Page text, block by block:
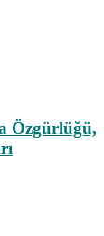
Özgürlüğü,